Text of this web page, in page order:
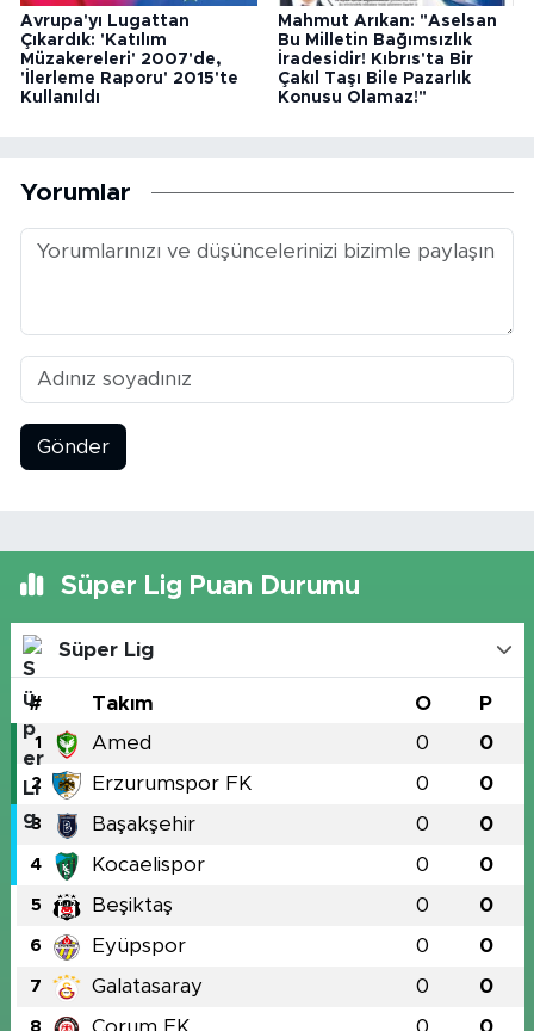
Avrupa'yı Lugattan
Çıkardık: 'Katılım
Müzakereleri' 2007'de,
'İlerleme Raporu' 2015'te
Kullanıldı
Mahmut Arıkan: "Aselsan
Bu Milletin Bağımsızlık
İradesidir! Kıbrıs'ta Bir
Çakıl Taşı Bile Pazarlık
Konusu Olamaz!"
Yorumlar
Gönder
Süper Lig Puan Durumu
Süper Lig
# Takım O P
1 Amed 0 0
2 Erzurumspor FK 0 0
3 Başakşehir 0 0
4 Kocaelispor 0 0
5 Beşiktaş 0 0
6 Eyüpspor 0 0
7 Galatasaray 0 0
8